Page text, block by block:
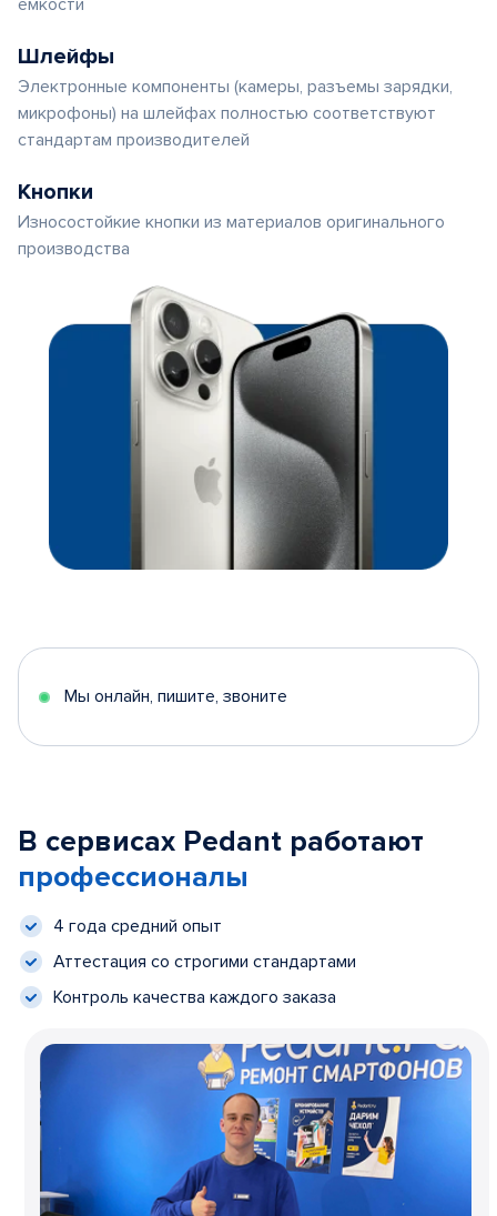
емкости
Шлейфы
Электронные компоненты (камеры, разъемы зарядки,
микрофоны) на шлейфах полностью соответствуют
стандартам производителей
Кнопки
Износостойкие кнопки из материалов оригинального
производства
Мы онлайн, пишите, звоните
В сервисах Pedant работают
профессионалы
4 года средний опыт
Аттестация со строгими стандартами
Контроль качества каждого заказа